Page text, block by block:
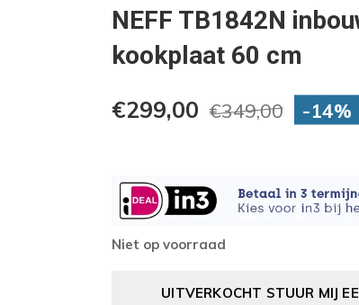
NEFF TB1842N
kookplaat 60 cm
€299,00 €349,00 -14%
Niet op voorraad
UITVERKOCHT STUUR MIJ